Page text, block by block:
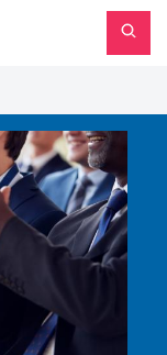
principal